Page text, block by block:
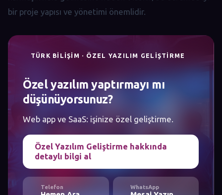
bir proje yapısı ve yönetimi önemlidir.
TÜRK BILIŞIM · ÖZEL YAZILIM GELIŞTIRME
Özel yazılım yaptırmayı mı
düşünüyorsunuz?
Web app ve SaaS: işinize özel geliştirme.
Özel Yazılım Geliştirme hakkında
detaylı bilgi al
Telefon WhatsApp